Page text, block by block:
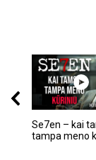
Se7en – kai
tampa meno